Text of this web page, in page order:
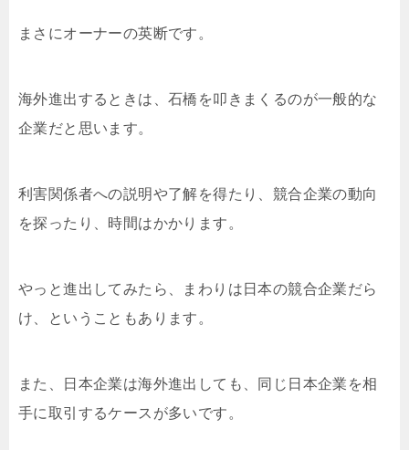
まさにオーナーの英断です。
海外進出するときは、石橋を叩きまくるのが一般的な
企業だと思います。
利害関係者への説明や了解を得たり、競合企業の動向
を探ったり、時間はかかります。
やっと進出してみたら、まわりは日本の競合企業だら
け、ということもあります。
また、日本企業は海外進出しても、同じ日本企業を相
手に取引するケースが多いです。